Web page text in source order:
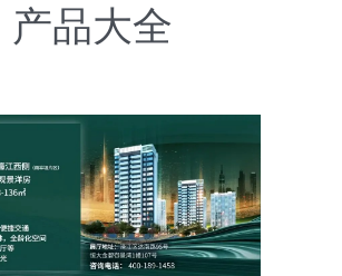
产品大全